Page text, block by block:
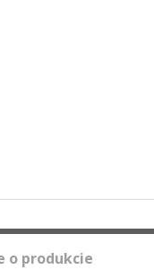
o produkcie